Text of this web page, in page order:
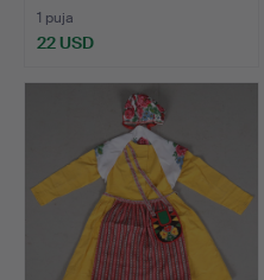
1 puja
22 USD